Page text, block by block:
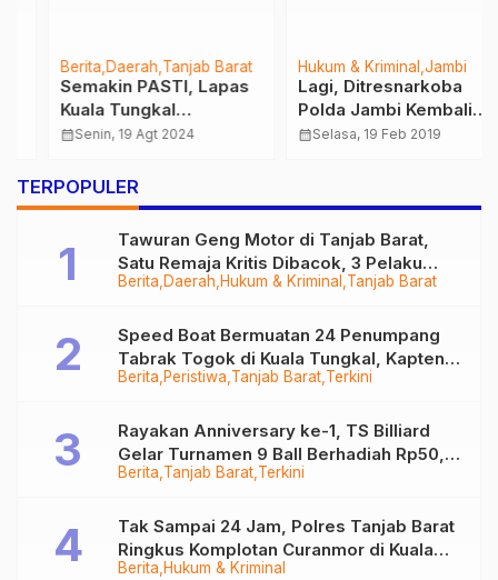
Berita Daerah Tanjab Barat
Semakin PASTI, Lapas
Kuala Tungkal
Menggelar Upacara
Pengayoman Ke-79
Senin, 19 Agt 2024
Hukum & Kriminal Jambi
Lagi, Ditresnarkoba
Polda Jambi Kembali
Tangkap 6 Pelaku
Selasa, 19 Feb 2019
…
TERPOPULER
Berita Daerah Hukum & Kriminal Tanjab Barat
Tawuran Geng Motor di Tanjab Barat,
Satu Remaja Kritis Dibacok, 3 Pelaku
Ditangkap
Berita Peristiwa Tanjab Barat Terkini
Speed Boat Bermuatan 24 Penumpang
Tabrak Togok di Kuala Tungkal, Kapten
Sempat Hilang
Berita Tanjab Barat Terkini
Rayakan Anniversary ke-1, TS Billiard
Gelar Turnamen 9 Ball Berhadiah Rp50,8
Juta
Berita Hukum & Kriminal
Tak Sampai 24 Jam, Polres Tanjab Barat
Ringkus Komplotan Curanmor di Kuala
Tungkal